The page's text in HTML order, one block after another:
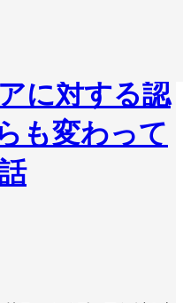
に対する認
も変わって